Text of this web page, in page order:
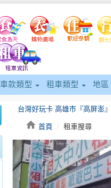
車款類型 租車類型 地區
home 首頁 租車搜尋
keyboard_arrow_left